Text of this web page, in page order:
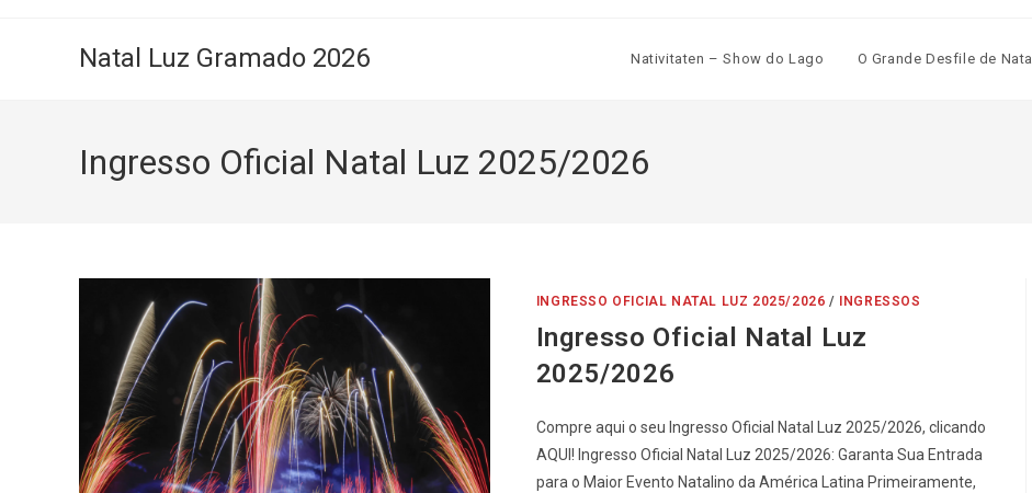
Natal Luz Gramado 2026 Nativitaten – Show do Lago O Grande Desfile de Natal
Ingresso Oficial Natal Luz 2025/2026
INGRESSO OFICIAL NATAL LUZ 2025/2026 / INGRESSOS
Ingresso Oficial Natal Luz
2025/2026
Compre aqui o seu Ingresso Oficial Natal Luz 2025/2026, clicando
AQUI! Ingresso Oficial Natal Luz 2025/2026: Garanta Sua Entrada
para o Maior Evento Natalino da América Latina Primeiramente,